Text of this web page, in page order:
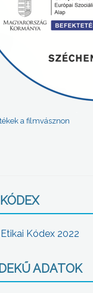
a filmvásznon
Kódex 2022
ADATOK